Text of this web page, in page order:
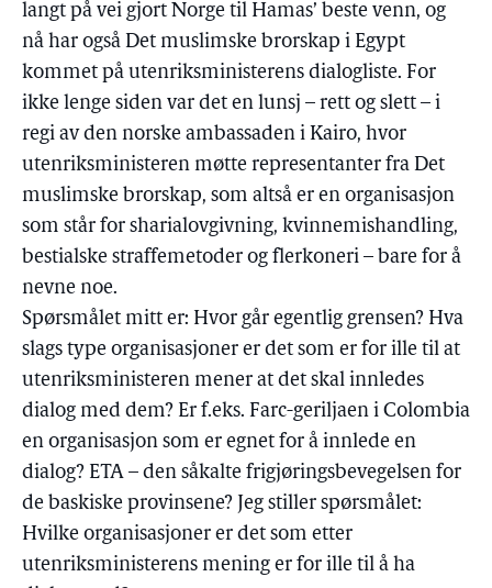
langt på vei gjort Norge til Hamas’ beste venn, og
nå har også Det muslimske brorskap i Egypt
kommet på utenriksministerens dialogliste. For
ikke lenge siden var det en lunsj – rett og slett – i
regi av den norske ambassaden i Kairo, hvor
utenriksministeren møtte representanter fra Det
muslimske brorskap, som altså er en organisasjon
som står for sharialovgivning, kvinnemishandling,
bestialske straffemetoder og flerkoneri – bare for å
nevne noe.
Spørsmålet mitt er: Hvor går egentlig grensen? Hva
slags type organisasjoner er det som er for ille til at
utenriksministeren mener at det skal innledes
dialog med dem? Er f.eks. Farc-geriljaen i Colombia
en organisasjon som er egnet for å innlede en
dialog? ETA – den såkalte frigjøringsbevegelsen for
de baskiske provinsene? Jeg stiller spørsmålet:
Hvilke organisasjoner er det som etter
utenriksministerens mening er for ille til å ha